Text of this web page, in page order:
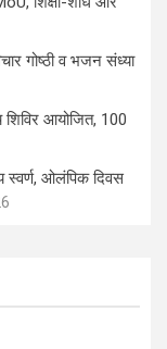
गोष्ठी व भजन संध्या
आयोजित, 100
स्वर्ण, ओलंपिक दिवस